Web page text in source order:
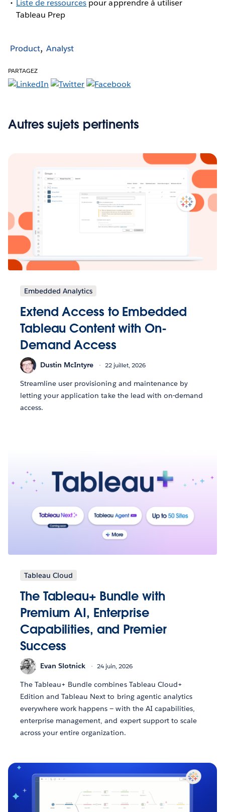
Liste de ressources pour apprendre à utiliser
Tableau Prep
Product Analyst
PARTAGEZ
Autres sujets pertinents
Embedded Analytics
Extend Access to Embedded
Tableau Content with On-
Demand Access
Dustin McIntyre 22 juillet, 2026
Streamline user provisioning and maintenance by
letting your application take the lead with on-demand
access.
Tableau Cloud
The Tableau+ Bundle with
Premium AI, Enterprise
Capabilities, and Premier
Success
Evan Slotnick 24 juin, 2026
The Tableau+ Bundle combines Tableau Cloud+
Edition and Tableau Next to bring agentic analytics
everywhere work happens — with the AI capabilities,
enterprise management, and expert support to scale
across your entire organization.